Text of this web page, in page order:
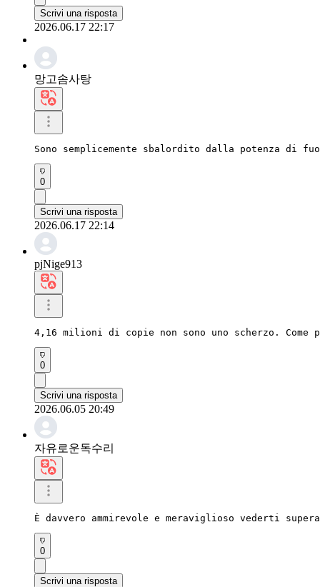
Scrivi una risposta
2026.06.17 22:17
망고솜사탕
Sono semplicemente sbalordito dalla potenza
0
Scrivi una risposta
2026.06.17 22:14
pjNige913
4,16 milioni di copie non sono uno scherzo.
0
Scrivi una risposta
2026.06.05 20:49
자유로운독수리
È davvero ammirevole e meraviglioso vederti
0
Scrivi una risposta